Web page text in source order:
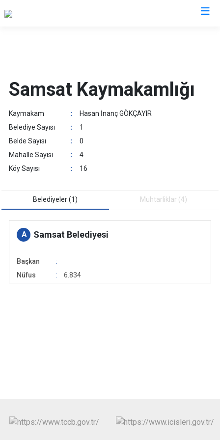
Çelikhan
Gölbaşı
Kahta
Samsat
Sincik
Samsat Kaymakamlığı
Kaymakam :
Hasan İnanç GÖKÇAYIR
Belediye Sayısı
:
1
Belde Sayısı
:
0
Mahalle Sayısı
:
4
Köy Sayısı
: 16
Belediyeler (1) Muhtarliklar (4)
A Samsat Belediyesi
Başkan
Nüfus
6.834